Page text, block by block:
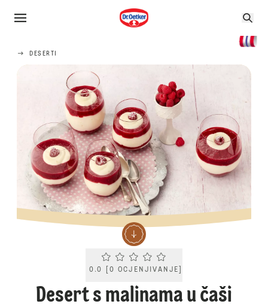
DESERTI
Current rating 0.0. Click to rate.
0.0 [0 OCJENJIVANJE
Desert s malinama u čaši